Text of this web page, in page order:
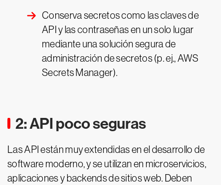
Conserva secretos como las claves de
API y las contraseñas en un solo lugar
mediante una solución segura de
administración de secretos (p. ej., AWS
Secrets Manager).
2: API poco seguras
Las API están muy extendidas en el desarrollo de
software moderno, y se utilizan en microservicios,
aplicaciones y backends de sitios web. Deben